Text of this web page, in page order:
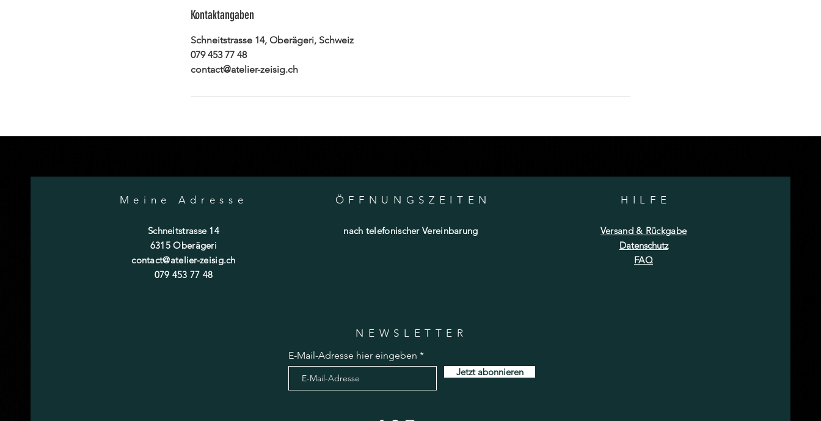
Kontaktangaben
Schneitstrasse 14, Oberägeri, Schweiz
079 453 77 48
contact@atelier-zeisig.ch
Meine Adresse
Schneitstrasse 14
6315 Oberägeri
contact@atelier-zeisig.ch
079 453 77 48
ÖFFNUNGSZEITE N
nach telefonischer Vereinbarung
HILF E
Versand & Rückgabe
Datenschutz
FAQ
NEWSLETTER
E-Mail-Adresse hier eingeben
Jetzt abonnieren